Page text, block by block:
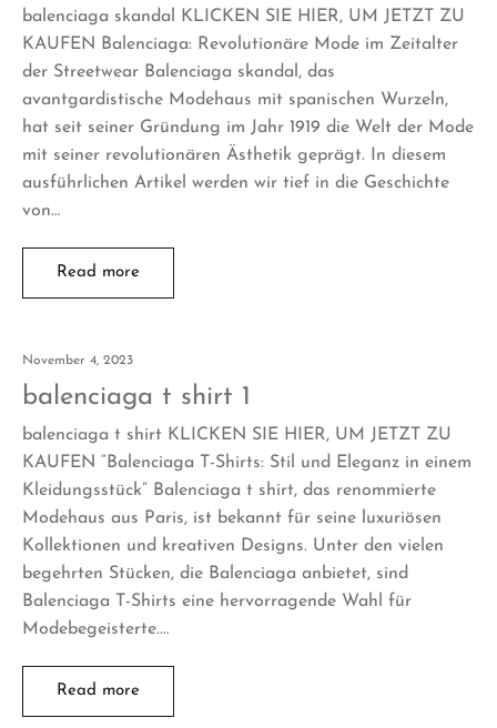
balenciaga skandal KLICKEN SIE HIER, UM JETZT ZU
KAUFEN Balenciaga: Revolutionäre Mode im Zeitalter
der Streetwear Balenciaga skandal, das
avantgardistische Modehaus mit spanischen Wurzeln,
hat seit seiner Gründung im Jahr 1919 die Welt der Mode
mit seiner revolutionären Ästhetik geprägt. In diesem
ausführlichen Artikel werden wir tief in die Geschichte
von…
Read more
November 4, 2023
balenciaga t shirt 1
balenciaga t shirt KLICKEN SIE HIER, UM JETZT ZU
KAUFEN “Balenciaga T-Shirts: Stil und Eleganz in einem
Kleidungsstück” Balenciaga t shirt, das renommierte
Modehaus aus Paris, ist bekannt für seine luxuriösen
Kollektionen und kreativen Designs. Unter den vielen
begehrten Stücken, die Balenciaga anbietet, sind
Balenciaga T-Shirts eine hervorragende Wahl für
Modebegeisterte.…
Read more